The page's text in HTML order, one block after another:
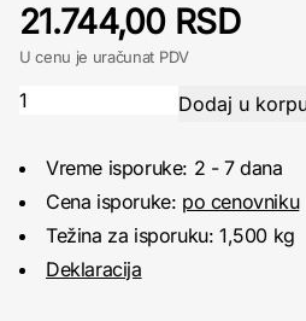
21.744,00 RSD
U cenu je uračunat PDV
Vreme isporuke: 2 - 7 dana
Cena isporuke: po cenovniku
Težina za isporuku: 1,500 kg
Deklaracija